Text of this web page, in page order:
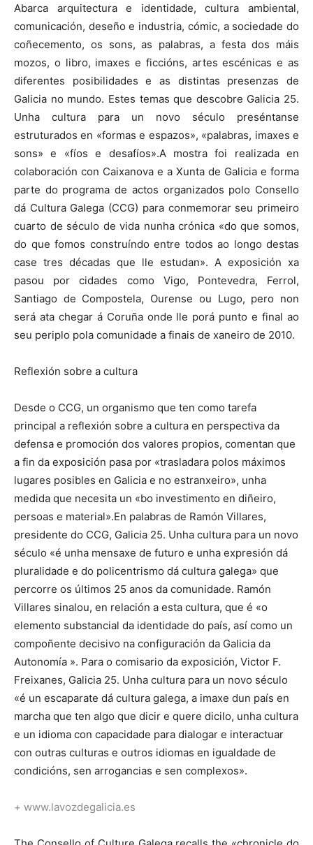
Abarca arquitectura e identidade, cultura ambiental,
comunicación, deseño e industria, cómic, a sociedade do
coñecemento, os sons, as palabras, a festa dos máis
mozos, o libro, imaxes e ficcións, artes escénicas e as
diferentes posibilidades e as distintas presenzas de
Galicia no mundo. Estes temas que descobre Galicia 25.
Unha cultura para un novo século preséntanse
estruturados en «formas e espazos», «palabras, imaxes e
sons» e «fíos e desafíos».A mostra foi realizada en
colaboración con Caixanova e a Xunta de Galicia e forma
parte do programa de actos organizados polo Consello
dá Cultura Galega (CCG) para conmemorar seu primeiro
cuarto de século de vida nunha crónica «do que somos,
do que fomos construíndo entre todos ao longo destas
case tres décadas que lle estudan». A exposición xa
pasou por cidades como Vigo, Pontevedra, Ferrol,
Santiago de Compostela, Ourense ou Lugo, pero non
será ata chegar á Coruña onde lle porá punto e final ao
seu periplo pola comunidade a finais de xaneiro de 2010.
Reflexión sobre a cultura
Desde o CCG, un organismo que ten como tarefa
principal a reflexión sobre a cultura en perspectiva da
defensa e promoción dos valores propios, comentan que
a fin da exposición pasa por «trasladara polos máximos
lugares posibles en Galicia e no estranxeiro», unha
medida que necesita un «bo investimento en diñeiro,
persoas e material».En palabras de Ramón Villares,
presidente do CCG, Galicia 25. Unha cultura para un novo
século «é unha mensaxe de futuro e unha expresión dá
pluralidade e do policentrismo dá cultura galega» que
percorre os últimos 25 anos da comunidade. Ramón
Villares sinalou, en relación a esta cultura, que é «o
elemento substancial da identidade do país, así como un
compoñente decisivo na configuración da Galicia da
Autonomía ». Para o comisario da exposición, Victor F.
Freixanes, Galicia 25. Unha cultura para un novo século
«é un escaparate dá cultura galega, a imaxe dun país en
marcha que ten algo que dicir e quere dicilo, unha cultura
e un idioma con capacidade para dialogar e interactuar
con outras culturas e outros idiomas en igualdade de
condicións, sen arrogancias e sen complexos».
+ www.lavozdegalicia.es